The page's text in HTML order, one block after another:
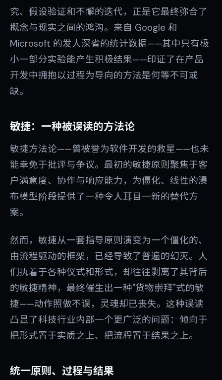
究、假设验证和不懈的迭代，正是它最终弥合了
概念与现实之间的鸿沟。来自 Google 和
Microsoft 的发人深省的统计数据——其中只有极
小一部分实验能产生积极结果——印证了在产品
开发中拥抱以过程为导向的方法是何等不可或
缺。
敏捷：一种被误读的方法论
敏捷方法论——曾被誉为软件开发的救星——也未
能幸免于批评与争议。最初的敏捷原则聚焦于客
户满意度、协作与响应能力，为僵化、线性的瀑
布模型阶段提供了一种令人耳目一新的替代方
案。
然而，敏捷从一套指导原则演变为一个僵化的、
由流程驱动的框架，已经导致了普遍的幻灭。人
们执着于各种仪式和形式，却往往剥离了其背后
的敏捷精神，最终催生出一种"货物崇拜"式的敏
捷——动作照做不误，灵魂却已丧失。这种误读
凸显了科技行业内部一个更广泛的问题：倾向于
把形式置于实质之上、把流程置于结果之上。
统一原则、过程与结果